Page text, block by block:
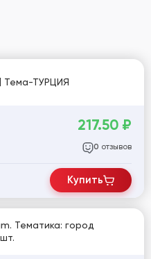
Тема-ТУРЦИЯ
217.50 ₽
0 отзывов
Купить
Тематика: город